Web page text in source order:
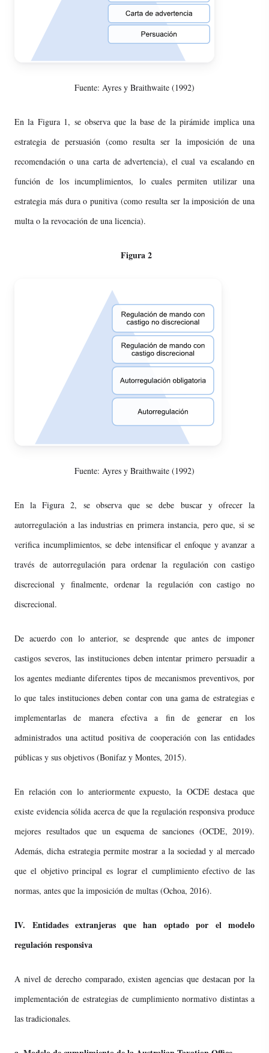
Fuente: Ayres y Braithwaite (1992)
En la Figura 1, se observa que la base de la pirámide implica una
estrategia de persuasión (como resulta ser la imposición de una
recomendación o una carta de advertencia), el cual va escalando en
función de los incumplimientos, lo cuales permiten utilizar una
estrategia más dura o punitiva (como resulta ser la imposición de una
multa o la revocación de una licencia).
Figura 2
Fuente: Ayres y Braithwaite (1992)
En la Figura 2, se observa que se debe buscar y ofrecer la
autorregulación a las industrias en primera instancia, pero que, si se
verifica incumplimientos, se debe intensificar el enfoque y avanzar a
través de autorregulación para ordenar la regulación con castigo
discrecional y finalmente, ordenar la regulación con castigo no
discrecional.
De acuerdo con lo anterior, se desprende que antes de imponer
castigos severos, las instituciones deben intentar primero persuadir a
los agentes mediante diferentes tipos de mecanismos preventivos, por
lo que tales instituciones deben contar con una gama de estrategias e
implementarlas de manera efectiva a fin de generar en los
administrados una actitud positiva de cooperación con las entidades
públicas y sus objetivos (Bonifaz y Montes, 2015).
En relación con lo anteriormente expuesto, la OCDE destaca que
existe evidencia sólida acerca de que la regulación responsiva produce
mejores resultados que un esquema de sanciones (OCDE, 2019).
Además, dicha estrategia permite mostrar a la sociedad y al mercado
que el objetivo principal es lograr el cumplimiento efectivo de las
normas, antes que la imposición de multas (Ochoa, 2016).
IV. Entidades extranjeras que han optado por el modelo
regulación responsiva
A nivel de derecho comparado, existen agencias que destacan por la
implementación de estrategias de cumplimiento normativo distintas a
las tradicionales.